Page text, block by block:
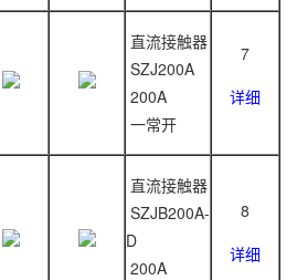
直流接触器
SZJ200A
200A
一常开
7
详细
直流接触器
SZJB200A-
D
200A
8
详细